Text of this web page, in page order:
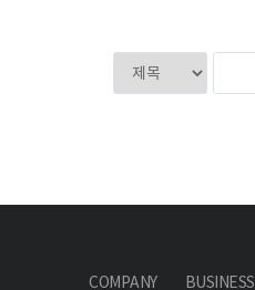
COMPANY BUSINESS